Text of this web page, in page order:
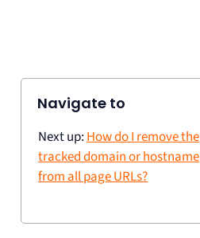
Navigate to
Next up: How do I remove the
tracked domain or hostname
from all page URLs?